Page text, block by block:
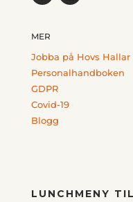
MER
Jobba på Hovs Hallar
Personalhandboken
GDPR
Covid-19
Blogg
LUNCHMENY